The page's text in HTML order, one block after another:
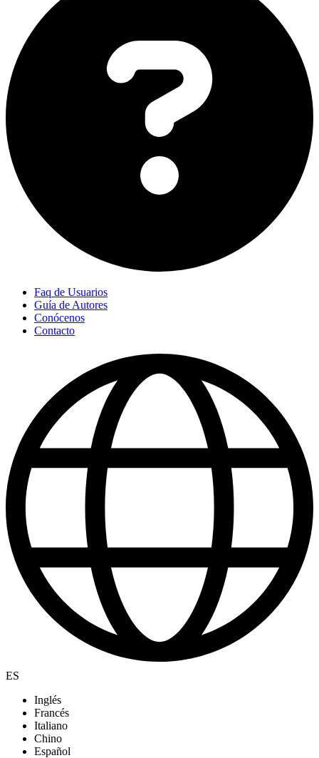
Faq de Usuarios
Guía de Autores
Conócenos
Contacto
ES
Inglés
Francés
Italiano
Chino
Español